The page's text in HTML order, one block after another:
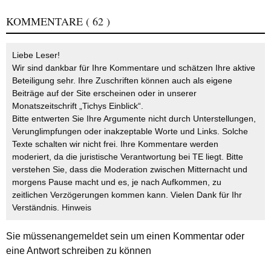
KOMMENTARE ( 62 )
Liebe Leser!
Wir sind dankbar für Ihre Kommentare und schätzen Ihre aktive
Beteiligung sehr. Ihre Zuschriften können auch als eigene
Beiträge auf der Site erscheinen oder in unserer
Monatszeitschrift „Tichys Einblick“.
Bitte entwerten Sie Ihre Argumente nicht durch Unterstellungen,
Verunglimpfungen oder inakzeptable Worte und Links. Solche
Texte schalten wir nicht frei. Ihre Kommentare werden
moderiert, da die juristische Verantwortung bei TE liegt. Bitte
verstehen Sie, dass die Moderation zwischen Mitternacht und
morgens Pause macht und es, je nach Aufkommen, zu
zeitlichen Verzögerungen kommen kann. Vielen Dank für Ihr
Verständnis. Hinweis
Sie müssenangemeldetsein um einen Kommentar oder
eine Antwort schreiben zu können